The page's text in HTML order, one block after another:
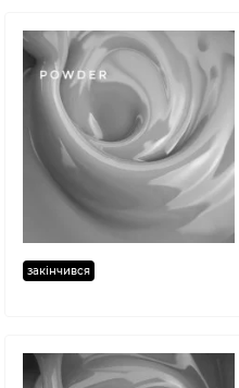
закінчився